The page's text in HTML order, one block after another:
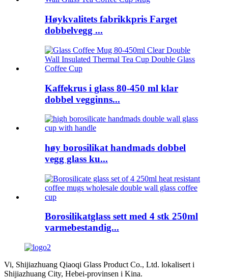
Høykvalitets fabrikkpris Farget
dobbelvegg ...
Kaffekrus i glass 80-450 ml klar
dobbel vegginns...
høy borosilikat handmads dobbel
vegg glass ku...
Borosilikatglass sett med 4 stk 250ml
varmebestandig...
Vi, Shijiazhuang Qiaoqi Glass Product Co., Ltd. lokalisert i
Shijiazhuang City, Hebei-provinsen i Kina.